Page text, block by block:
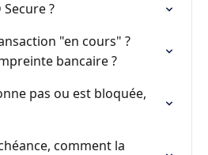
?
"en cours" ?
bancaire ?
pas ou est bloquée,
comment la